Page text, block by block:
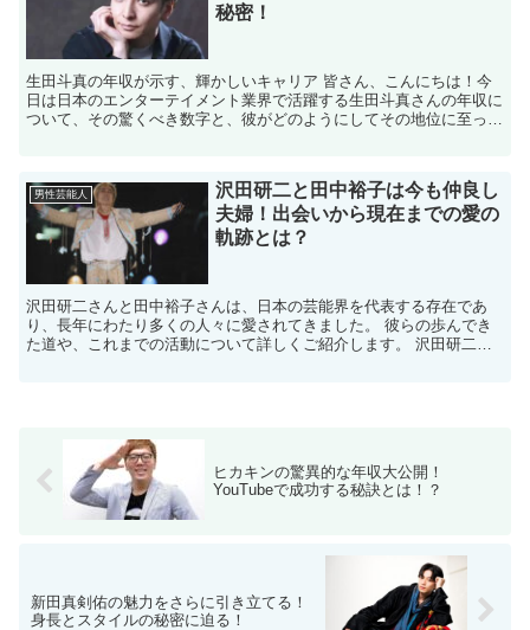
秘密！
生田斗真の年収が示す、輝かしいキャリア 皆さん、こんにちは！今
日は日本のエンターテイメント業界で活躍する生田斗真さんの年収に
ついて、その驚くべき数字と、彼がどのようにしてその地位に至った
男性芸能人
沢田研二と田中裕子は今も仲良し
夫婦！出会いから現在までの愛の
軌跡とは？
沢田研二さんと田中裕子さんは、日本の芸能界を代表する存在であ
り、長年にわたり多くの人々に愛されてきました。 彼らの歩んでき
た道や、これまでの活動について詳しくご紹介します。 沢田研二さ
ヒカキンの驚異的な年収大公開！
YouTubeで成功する秘訣とは！？
新田真剣佑の魅力をさらに引き立てる！
身長とスタイルの秘密に迫る！